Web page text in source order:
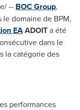
-- BOC Group,
domaine de BPM,
EAADOITa été
dans le
la catégorie des
performances